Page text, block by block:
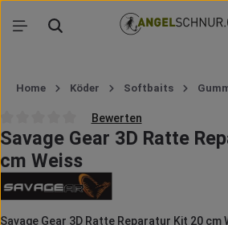
Zum Hauptinhalt springen
Home Köder Softbaits
Durchschnittliche Bewertung von 0 von 5
Bewerten
Savage Gear 3D Ratte
cm Weiss
Savage Gear 3D Ratte Reparatur Kit 20 cm